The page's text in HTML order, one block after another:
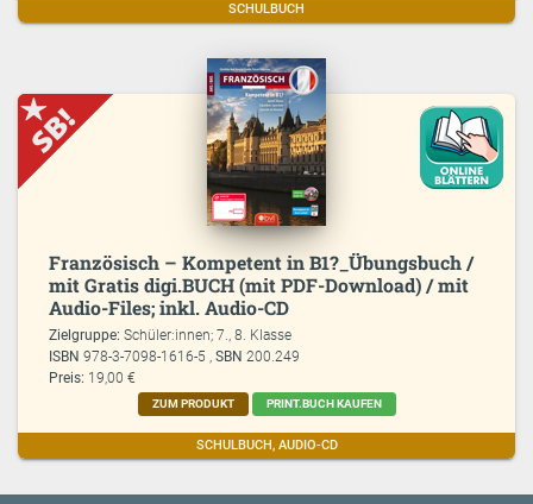
SCHULBUCH
Französisch – Kompetent in B1?_Übungsbuch /
mit Gratis digi.BUCH (mit PDF-Download) / mit
Audio-Files; inkl. Audio-CD
Zielgruppe:Schüler:innen; 7., 8. Klasse
ISBN978-3-7098-1616-5 ,SBN200.249
Preis: 19,00 €
ZUM PRODUKT PRINT.BUCH KAUFEN
SCHULBUCH, AUDIO-CD